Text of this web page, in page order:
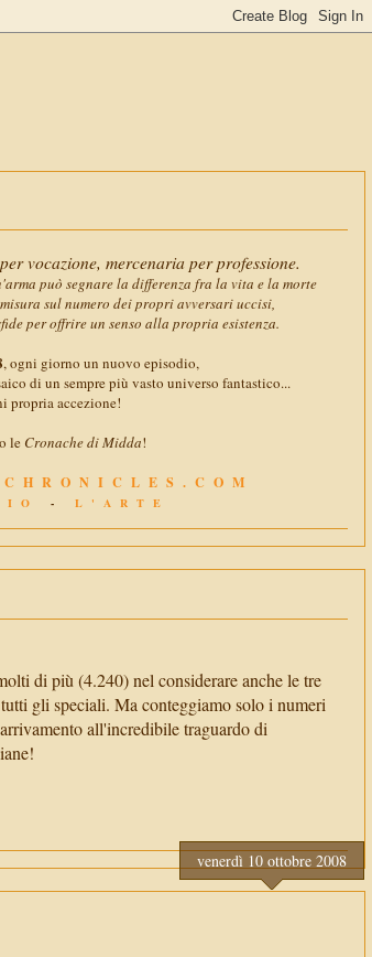
vocazione, mercenaria per professione.
può segnare la differenza fra la vita e la morte
sul numero dei propri avversari uccisi,
per offrire un senso alla propria esistenza.
, ogni giorno un nuovo episodio,
di un sempre più vasto universo fantastico...
propria accezione!
le Cronache di Midda!
- L'ARTE
di più (4.240) nel considerare anche le tre
gli speciali. Ma conteggiamo solo i numeri
all'incredibile traguardo di
venerdì 10 ottobre 2008